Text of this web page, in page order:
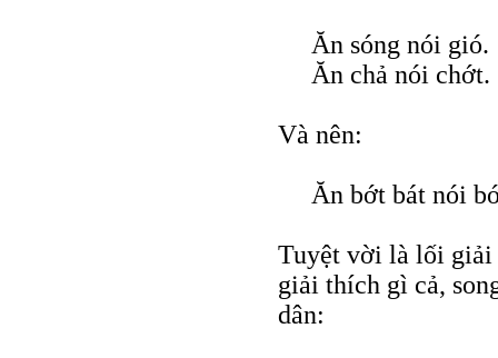
Ăn sóng nói gió.
Ăn chả nói chớt.
Và nên:
Ăn bớt bát nói
Tuyệt vời là lối
giải thích gì cả,
dân: